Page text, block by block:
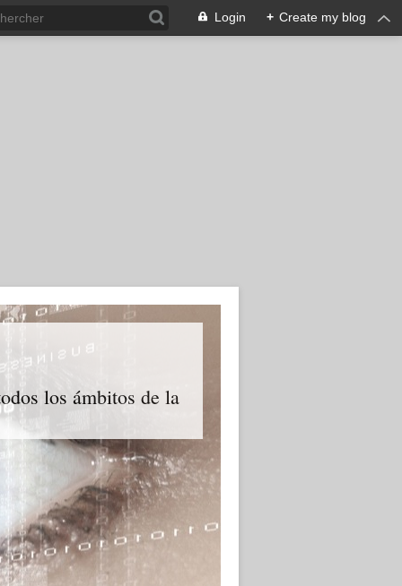
Login + Create my blog
los ámbitos de la